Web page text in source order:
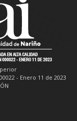
- Enero 11 de 2023